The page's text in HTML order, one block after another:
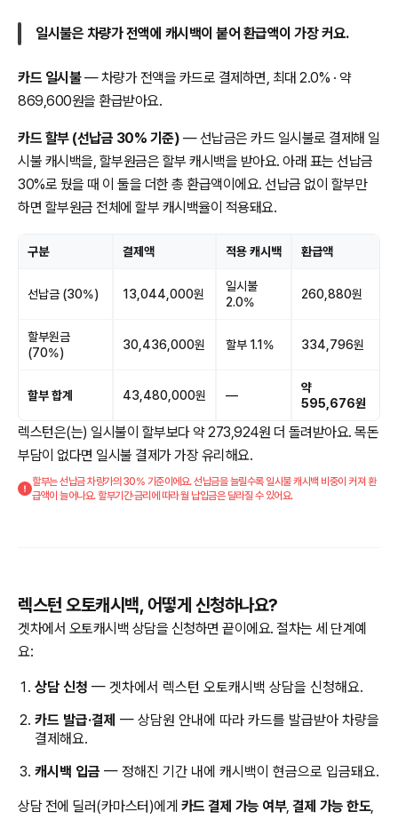
일시불은 차량가 전액에 캐시백이 붙어 환급액이 가장 커요.
카드 일시불— 차량가 전액을 카드로 결제하면, 최대 2.0% · 약
869,600원을 환급받아요.
카드 할부 (선납금 30% 기준) — 선납금은 카드 일시불로 결제해 일
시불 캐시백을, 할부원금은 할부 캐시백을 받아요. 아래 표는 선납금
30%로 뒀을 때 이 둘을 더한 총 환급액이에요. 선납금 없이 할부만
하면 할부원금 전체에 할부 캐시백율이 적용돼요.
구분 결제액 적용 캐시백 환급액
선납금 (30%) 13,044,000원
일시불
2.0%
260,880원
할부원금
(70%)
30,436,000원 할부 1.1% 334,796원
할부 합계 43,480,000원 —
약
595,676원
렉스턴은(는) 일시불이 할부보다 약 273,924원 더 돌려받아요. 목돈
부담이 없다면 일시불 결제가 가장 유리해요.
할부는 선납금 차량가의 30% 기준이에요. 선납금을 늘릴수록 일시불 캐시백 비중이 커져 환
급액이 늘어나요. 할부기간·금리에 따라 월 납입금은 달라질 수 있어요.
렉스턴 오토캐시백, 어떻게 신청하나요?
겟차에서 오토캐시백 상담을 신청하면 끝이에요. 절차는 세 단계예
요:
상담 신청 — 겟차에서 렉스턴 오토캐시백 상담을 신청해요.
카드 발급·결제 — 상담원 안내에 따라 카드를 발급받아 차량을
결제해요.
캐시백 입금 — 정해진 기간 내에 캐시백이 현금으로 입금돼요.
상담 전에 딜러(카마스터)에게 카드 결제 가능 여부, 결제 가능 한도,